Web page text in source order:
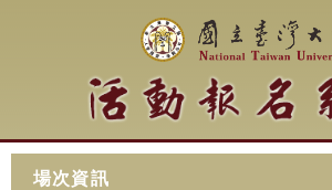
場次資訊